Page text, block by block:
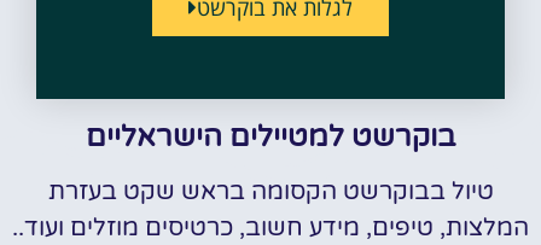
לגלות את בוקרשט
בוקרשט למטיילים הישראליים
טיול בבוקרשט הקסומה בראש שקט בעזרת
המלצות, טיפים, מידע חשוב, כרטיסים מוזלים ועוד..